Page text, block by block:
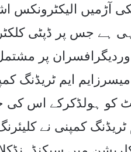
آڑمیں الیکٹرونکس
جس پر ڈپٹی
پر
ایم ٹریڈنگ
کو ہولڈکرکے اس کی
ٹریڈنگ کمپنی نے